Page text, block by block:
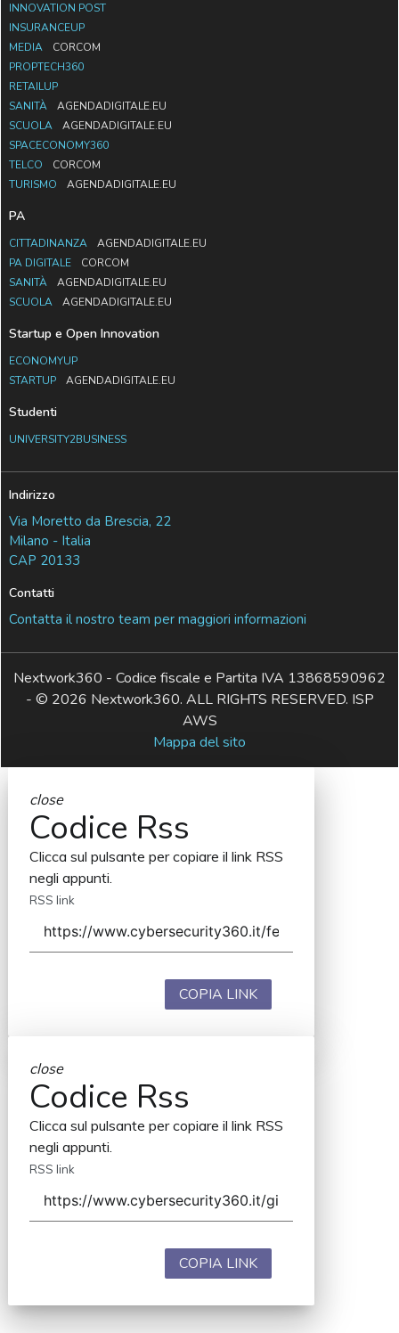
INNOVATION POST
INSURANCEUP
MEDIA
CORCOM
PROPTECH360
RETAILUP
SANITÀ
AGENDADIGITALE.EU
SCUOLA
AGENDADIGITALE.EU
SPACECONOMY360
TELCO
CORCOM
TURISMO
AGENDADIGITALE.EU
PA
CITTADINANZA
AGENDADIGITALE.EU
PA DIGITALE
CORCOM
SANITÀ
AGENDADIGITALE.EU
SCUOLA
AGENDADIGITALE.EU
Startup e Open Innovation
ECONOMYUP
STARTUP
AGENDADIGITALE.EU
Studenti
UNIVERSITY2BUSINESS
Indirizzo
Via Moretto da Brescia, 22
Milano - Italia
CAP 20133
Contatti
Contatta il nostro team per maggiori informazioni
Nextwork360 - Codice fiscale e Partita IVA 13868590962
- © 2026 Nextwork360. ALL RIGHTS RESERVED. ISP
AWS
Mappa del sito
close
Codice Rss
Clicca sul pulsante per copiare il link RSS
negli appunti.
RSS link
COPIA LINK
close
Codice Rss
Clicca sul pulsante per copiare il link RSS
negli appunti.
RSS link
COPIA LINK